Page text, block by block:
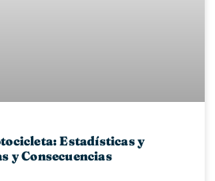
Estadísticas y
y Consecuencias